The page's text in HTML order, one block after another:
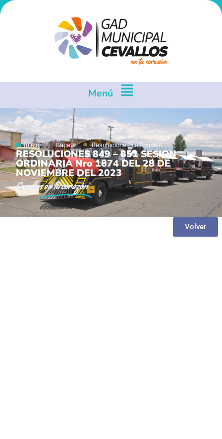
Menú
Inicio Gaceta Resoluciones de concejo
RESOLUCIONES 849 – 851 SESION
ORDINARIA Nro 1874 DEL 28 DE
NOVIEMBRE DEL 2023
Cevallosen tu corazón
Volver